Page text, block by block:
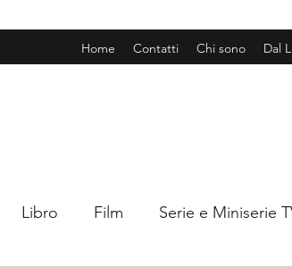
Dal
Chi sono
Contatti
Home
Libro Film Serie e Miniserie